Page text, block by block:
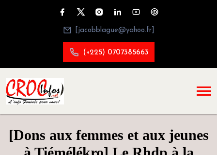
[jacobblague@yahoo.fr]
(+225) 0707385663
[Dons aux femmes et aux jeunes